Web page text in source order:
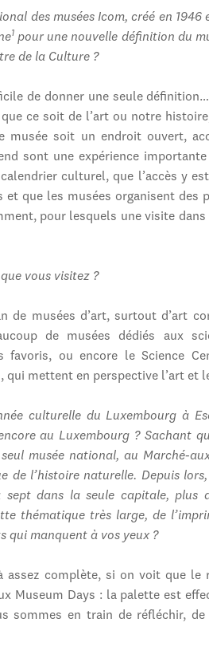
des musées Icom, créé en
1 pour une nouvelle définition du
de la Culture ?
de donner une seule
ce soit de l’art ou notre
musée soit un endroit ouvert,
sont une expérience
culturel, que l’accès y
et que les musées organisent des
pour lesquels une visite
vous visitez ?
de musées d’art, surtout d’art
de musées dédiés aux
favoris, ou encore le Science
qui mettent en perspective l’art et
culturelle du Luxembourg à
au Luxembourg ? Sachant
musée national, au Marché-
de l’histoire naturelle. Depuis
dans la seule capitale, plus
thématique très large, de
qui manquent à vos yeux ?
assez complète, si on voit que le
Museum Days : la palette est
sommes en train de réfléchir,